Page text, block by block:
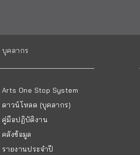
บุคลากร
Arts One Stop System
ดาวน์โหลด (บุคลากร)
คู่มือปฏิบัติงาน
คลังข้อมูล
รายงานประจำปี